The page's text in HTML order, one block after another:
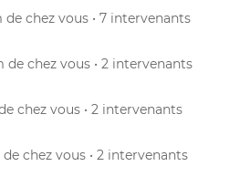
de chez vous • 7 intervenants
de chez vous • 2 intervenants
chez vous • 2 intervenants
de chez vous • 2 intervenants